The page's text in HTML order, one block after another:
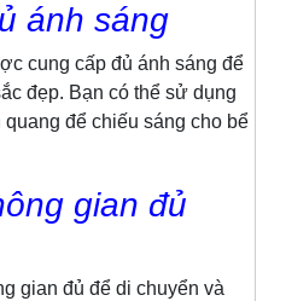
ánh sáng
cung cấp đủ ánh sáng để
đẹp. Bạn có thể sử dụng
để chiếu sáng cho bể
gian đủ
gian đủ để di chuyển và